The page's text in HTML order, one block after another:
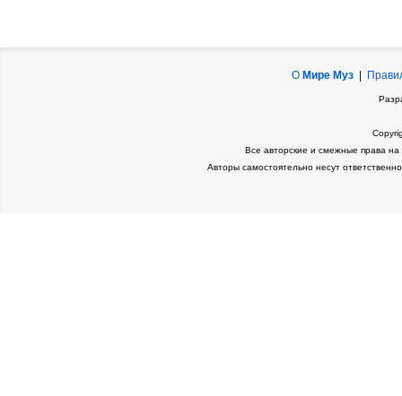
О Мире Муз|
Все авторские и смежные права
Авторы самостоятельно несут